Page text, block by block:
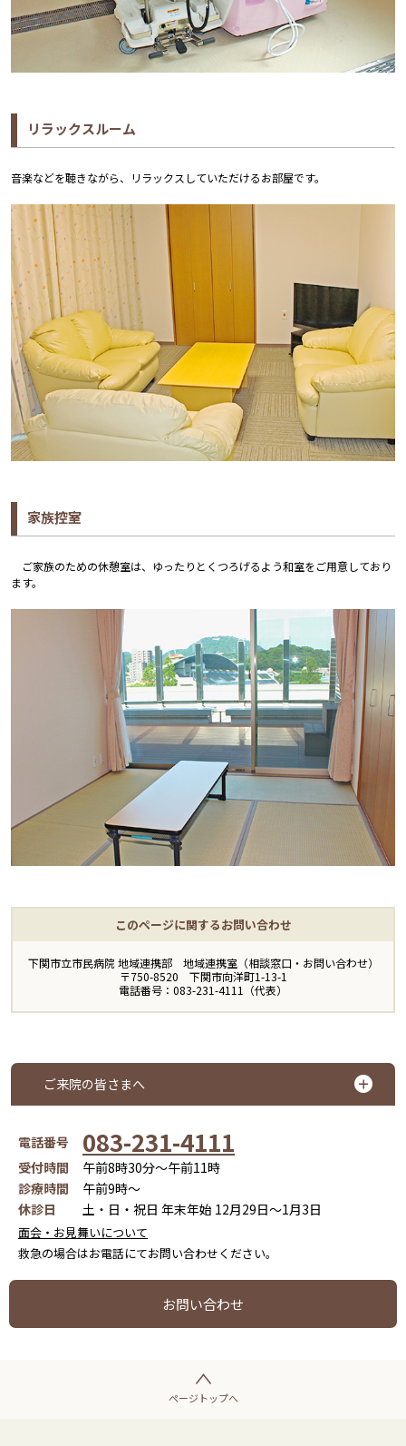
リラックスルーム
音楽などを聴きながら、リラックスしていただけるお部屋です。
家族控室
ご家族のための休憩室は、ゆったりとくつろげるよう和室をご用意しており
ます。
このページに関するお問い合わせ
下関市立市民病院 地域連携部 地域連携室（相談窓口・お問い合わせ）
〒750-8520 下関市向洋町1-13-1
電話番号：083-231-4111（代表）
ご来院の皆さまへ
電話番号 083-231-4111
受付時間
午前8時30分～午前11時
診療時間
午前9時～
休診日
土・日・祝日 年末年始 12月29日～1月3日
面会・お見舞いについて
救急の場合はお電話にてお問い合わせください。
お問い合わせ
ページトップへ